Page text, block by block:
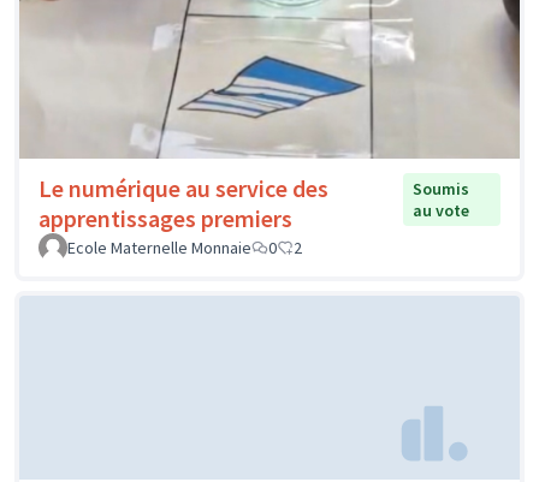
Le numérique au service des
apprentissages premiers
Soumis
au vote
Ecole Maternelle Monnaie
0 2